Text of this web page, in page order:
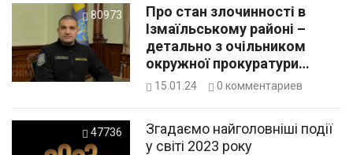
80973
Про стан злочинності в
Ізмаїльському районі –
детально з очільником
окружної прокуратури
Олександром Сарою
15.01.24 0 комментариев
47736
Згадаємо найголовніші події
у світі 2023 року